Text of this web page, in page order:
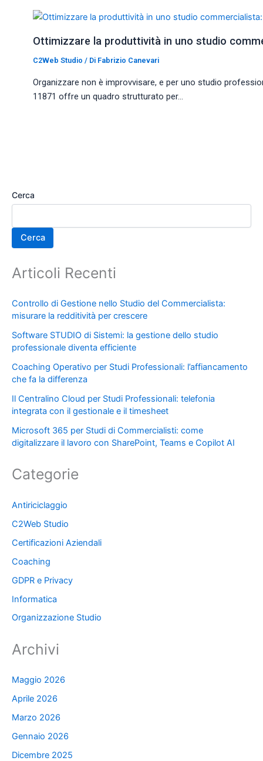
Ottimizzare la produttività in uno studio
C2Web Studio / Di Fabrizio Canevari
Organizzare non è improvvisare, e per uno studio
11871 offre un quadro strutturato per…
Cerca
Cerca
Articoli Recenti
Controllo di Gestione nello Studio del Commercialista:
misurare la redditività per crescere
Software STUDIO di Sistemi: la gestione dello studio
professionale diventa efficiente
Coaching Operativo per Studi Professionali: l’affiancamento
che fa la differenza
Il Centralino Cloud per Studi Professionali: telefonia
integrata con il gestionale e il timesheet
Microsoft 365 per Studi di Commercialisti: come
digitalizzare il lavoro con SharePoint, Teams e Copilot AI
Categorie
Antiriciclaggio
C2Web Studio
Certificazioni Aziendali
Coaching
GDPR e Privacy
Informatica
Organizzazione Studio
Archivi
Maggio 2026
Aprile 2026
Marzo 2026
Gennaio 2026
Dicembre 2025